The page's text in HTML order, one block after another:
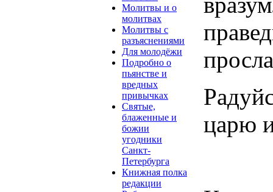
Молитвы и о
молитвах
Молитвы с
разъяснениями
Для молодёжи
Подробно о
пьянстве и
вредных
привычках
Святые,
блаженные и
божии
угодники
Санкт-
Петербурга
Книжная полка
редакции
царю